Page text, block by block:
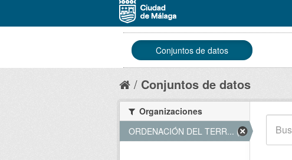
Conjuntos de datos
Conjuntos de datos
Organizaciones
ORDENACIÓN DEL TERR... (1)